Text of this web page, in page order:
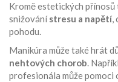
Kromě estetických
snižovánístresu a napětí,
pohodu.
Manikúra může také hrát
nehtových chorob.
profesionála může